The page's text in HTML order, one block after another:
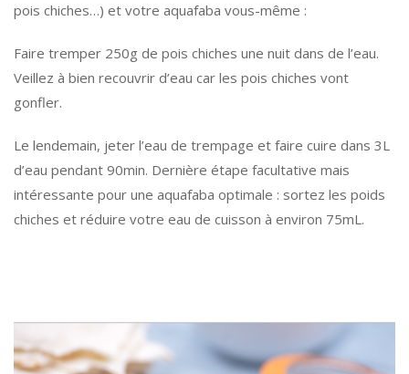
pois chiches…) et votre aquafaba vous-même :
Faire tremper 250g de pois chiches une nuit dans de l’eau.
Veillez à bien recouvrir d’eau car les pois chiches vont
gonfler.
Le lendemain, jeter l’eau de trempage et faire cuire dans 3L
d’eau pendant 90min. Dernière étape facultative mais
intéressante pour une aquafaba optimale : sortez les poids
chiches et réduire votre eau de cuisson à environ 75mL.